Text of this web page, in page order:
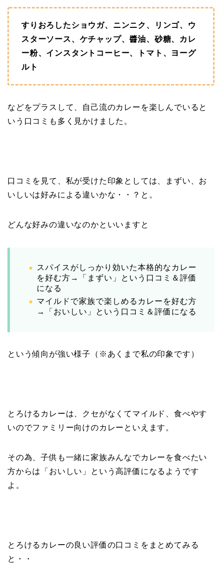
すりおろしたショウガ、ニンニク、リンゴ、ウ
スターソース、ケチャップ、醬油、砂糖、カレ
ー粉、インスタントコーヒー、トマト、ヨーグ
ルト
などをプラスして、自己流のカレーを楽しんでいると
いう口コミも多く見かけました。
口コミを見て、私が受けた印象としては、まずい、お
いしいは好みによる違いかな・・？と。
どんな好みの違いなのかといいますと
スパイスがしっかり効いた本格的なカレー
を好む方→「まずい」という口コミ＆評価
になる
マイルドで家族で楽しめるカレーを好む方
→「おいしい」という口コミ＆評価になる
という傾向が強い様子（※あくまで私の印象です）
とろけるカレーは、クセがなくてマイルド、食べやす
いのでファミリー向けのカレーといえます。
その為、子供も一緒に家族みんなでカレーを食べたい
方からは「おいしい」という高評価になるようです
よ。
とろけるカレーの良い評価の口コミをまとめてみる
と・・